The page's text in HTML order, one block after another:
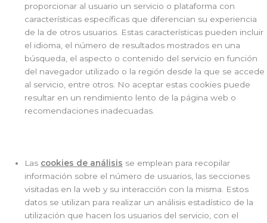
proporcionar al usuario un servicio o plataforma con
características específicas que diferencian su experiencia
de la de otros usuarios. Estas características pueden incluir
el idioma, el número de resultados mostrados en una
búsqueda, el aspecto o contenido del servicio en función
del navegador utilizado o la región desde la que se accede
al servicio, entre otros. No aceptar estas cookies puede
resultar en un rendimiento lento de la página web o
recomendaciones inadecuadas.
Las cookies de análisis se emplean para recopilar
información sobre el número de usuarios, las secciones
visitadas en la web y su interacción con la misma. Estos
datos se utilizan para realizar un análisis estadístico de la
utilización que hacen los usuarios del servicio, con el